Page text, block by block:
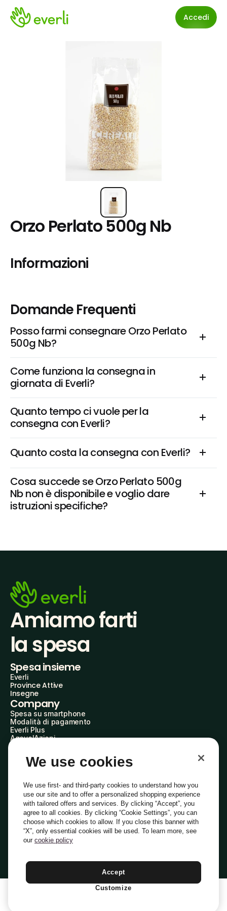
Accedi
Orzo Perlato 500g Nb
Informazioni
Domande Frequenti
Posso farmi consegnare Orzo Perlato
500g Nb?
Come funziona la consegna in
giornata di Everli?
Quanto tempo ci vuole per la
consegna con Everli?
Quanto costa la consegna con Everli?
Cosa succede se Orzo Perlato 500g
Nb non è disponibile e voglio dare
istruzioni specifiche?
Amiamo farti
la spesa
Spesa insieme
Everli
Province Attive
Insegne
Company
Spesa su smartphone
Modalità di pagamento
Everli Plus
AgevolAzioni
Everli Shoppers
Scopri chi siamo
Domande frequenti
Lavora con noi
Diventa Shopper
Investitori
PrivacyCookiePreferenze Cookie
Termini e Condizioni
Italiano
We use cookies
We use first- and third-party cookies to understand how you
use our site and to offer a personalized shopping experience
with tailored offers and services. By clicking “Accept”, you
agree to all cookies. By clicking “Cookie Settings”, you can
choose which cookies to allow. If you close this banner with
“X”, only essential cookies will be used. To learn more, see
our cookie policy
Accept
Customize